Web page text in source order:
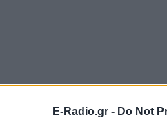
E-Radio.gr - Do Not